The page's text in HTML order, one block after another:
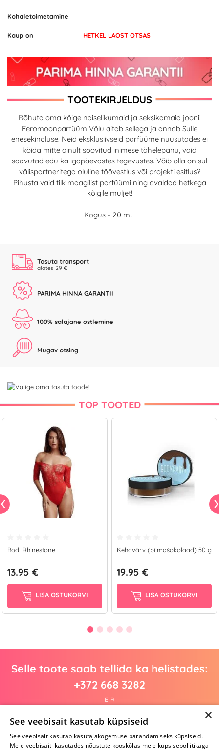
Kohaletoimetamine -
Kaup on HETKEL LAOST OTSAS
TOOTEKIRJELDUS
Rõhuta oma kõige naiselikumaid ja seksikamaid jooni!
Feromoonparfüüm Võlu aitab sellega ja annab Sulle
enesekindluse. Neid eksklusiivseid parfüüme nuusutades ei
köida mitte ainult soovitud inimese tähelepanu, vaid
saavutad edu ka igapäevastes tegevustes. Võib olla on sul
välispartneritega oluline töövestlus või projekti esitlus?
Pihusta vaid tilk maagilist parfüümi ning avaldad hetkega
kõigile muljet!
Kogus - 20 ml.
Tasuta transport
alates 29 €
PARIMA HINNA GARANTII
100% salajane ostlemine
Mugav otsing
TOP TOOTED
Bodi Rhinestone
13.95 €
LISA OSTUKORVI
Kehavärv (piimašokolaad) 50 g
19.95 €
LISA OSTUKORVI
Selle toote saab tellida ka helistades:
+372 668 3282
E-R
Arvustusi veel pole
Ole esimene!
×
See veebisait kasutab küpsiseid
See veebisait kasutab kasutajakogemuse parandamiseks küpsiseid.
Meie veebisaiti kasutades nõustute kooskõlas meie küpsisepoliitikaga